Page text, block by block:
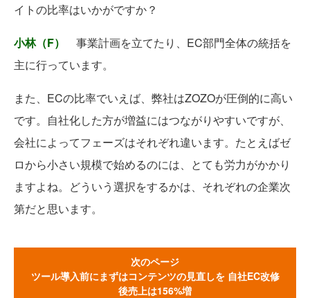
イトの比率はいかがですか？
小林（F）
事業計画を立てたり、EC部門全体の統括を
主に行っています。
また、ECの比率でいえば、弊社はZOZOが圧倒的に高い
です。自社化した方が増益にはつながりやすいですが、
会社によってフェーズはそれぞれ違います。たとえばゼ
ロから小さい規模で始めるのには、とても労力がかかり
ますよね。どういう選択をするかは、それぞれの企業次
第だと思います。
次のページ
ツール導入前にまずはコンテンツの見直しを 自社EC改修
後売上は156%増